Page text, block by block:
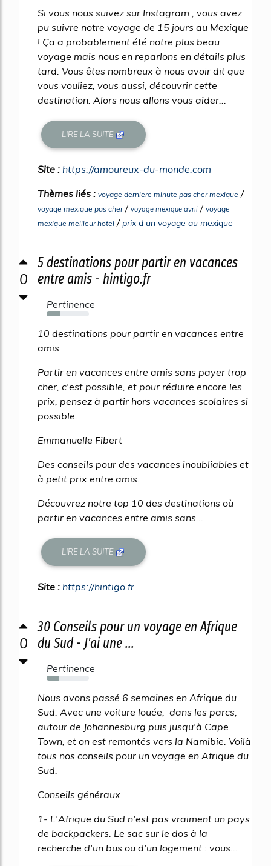
Si vous nous suivez sur Instagram , vous avez
pu suivre notre voyage de 15 jours au Mexique
! Ça a probablement été notre plus beau
voyage mais nous en reparlons en détails plus
tard. Vous êtes nombreux à nous avoir dit que
vous vouliez, vous aussi, découvrir cette
destination. Alors nous allons vous aider...
LIRE LA SUITE
Site : https://amoureux-du-monde.com
Thèmes liés : voyage derniere minute pas cher mexique /
voyage mexique pas cher/ voyage mexique avril / voyage
mexique meilleur hotel /prix d un voyage au mexique
0
5 destinations pour partir en vacances
entre amis - hintigo.fr
Pertinence
31%
10 destinations pour partir en vacances entre
amis
Partir en vacances entre amis sans payer trop
cher, c'est possible, et pour réduire encore les
prix, pensez à partir hors vacances scolaires si
possible.
Emmanuelle Fibert
Des conseils pour des vacances inoubliables et
à petit prix entre amis.
Découvrez notre top 10 des destinations où
partir en vacances entre amis sans...
LIRE LA SUITE
Site : https://hintigo.fr
0
30 Conseils pour un voyage en Afrique
du Sud - J'ai une ...
Pertinence
30%
Nous avons passé 6 semaines en Afrique du
Sud. Avec une voiture louée, dans les parcs,
autour de Johannesburg puis jusqu'à Cape
Town, et on est remontés vers la Namibie. Voilà
tous nos conseils pour un voyage en Afrique du
Sud.
Conseils généraux
1- L'Afrique du Sud n'est pas vraiment un pays
de backpackers. Le sac sur le dos à la
recherche d'un bus ou d'un logement : vous...